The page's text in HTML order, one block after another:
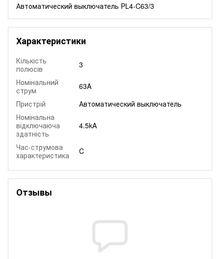
Автоматический выключатель PL4-C63/3
Характеристики
Кількість
полюсів
3
Номінальний
струм
63A
Пристрій
Автоматический выключатель
Номінальна
відключаюча
здатність
4.5kA
Час-струмова
характеристика
C
Отзывы